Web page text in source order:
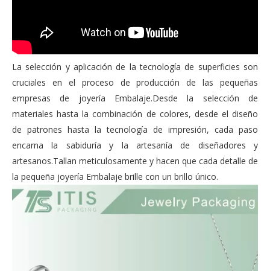
La selección y aplicación de la tecnología de superficies son
cruciales en el proceso de producción de las pequeñas
empresas de joyería Embalaje.Desde la selección de
materiales hasta la combinación de colores, desde el diseño
de patrones hasta la tecnología de impresión, cada paso
encarna la sabiduría y la artesanía de diseñadores y
artesanos.Tallan meticulosamente y hacen que cada detalle de
la pequeña joyería Embalaje brille con un brillo único.